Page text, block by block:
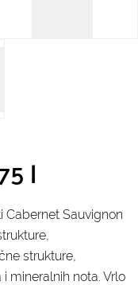
l
Cabernet Sauvignon
strukture,
mineralnih nota. Vrlo